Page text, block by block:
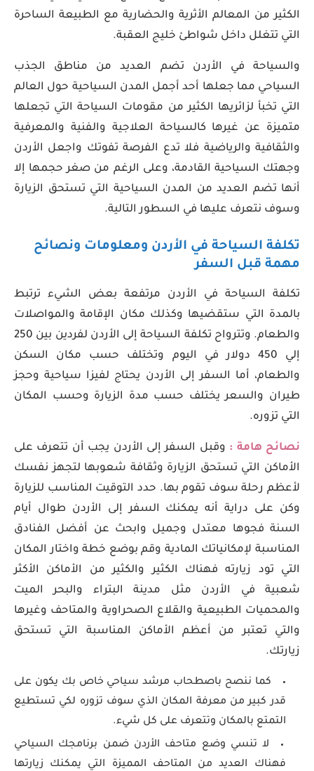
الكثير من المعالم الأثرية والحضارية مع الطبيعة الساحرة
التي تتغلل داخل شواطئ خليج العقبة.
والسياحة في الأردن تضم العديد من مناطق الجذب
السياحي مما جعلها أحد أجمل المدن السياحية حول العالم
التي تخبأ لزائريها الكثير من مقومات السياحة التي تجعلها
متميزة عن غيرها كالسياحة العلاجية والفنية والمعرفية
والثقافية والرياضية فلا تدع الفرصة تفوتك واجعل الأردن
وجهتك السياحية القادمة، وعلى الرغم من صغر حجمها إلا
أنها تضم العديد من المدن السياحية التي تستحق الزيارة
وسوف نتعرف عليها في السطور التالية.
تكلفة السياحة في الأردن ومعلومات ونصائح
مهمة قبل السفر
تكلفة السياحة في الأردن مرتفعة بعض الشيء ترتبط
بالمدة التي ستقضيها وكذلك مكان الإقامة والمواصلات
والطعام. وتترواح تكلفة السياحة إلى الأردن لفردين بين 250
إلي 450 دولار في اليوم وتختلف حسب مكان السكن
والطعام، أما السفر إلى الأردن يحتاج لفيزا سياحية وحجز
طيران والسعر يختلف حسب مدة الزيارة وحسب المكان
التي تزوره.
نصائح هامة : وقبل السفر إلى الأردن يجب أن تتعرف على
الأماكن التي تستحق الزيارة وثقافة شعوبها لتجهز نفسك
لأعظم رحلة سوف تقوم بها. حدد التوقيت المناسب للزيارة
وكن على دراية أنه يمكنك السفر إلى الأردن طوال أيام
السنة فجوها معتدل وجميل وابحث عن أفضل الفنادق
المناسبة لإمكانياتك المادية وقم بوضع خطة واختار المكان
التي تود زيارته فهناك الكثير والكثير من الأماكن الأكثر
شعبية في الأردن مثل مدينة البتراء والبحر الميت
والمحميات الطبيعية والقلاع الصحراوية والمتاحف وغيرها
والتي تعتبر من أعظم الأماكن المناسبة التي تستحق
زيارتك.
كما ننصح باصطحاب مرشد سياحي خاص بك يكون على
قدر كبير من معرفة المكان الذي سوف تزوره لكي تستطيع
التمتع بالمكان وتتعرف على كل شيء.
لا تنسي وضع متاحف الأردن ضمن برنامجك السياحي
فهناك العديد من المتاحف المميزة التي يمكنك زيارتها